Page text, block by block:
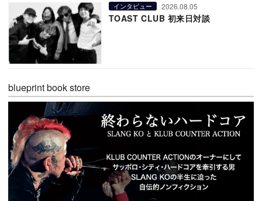
インタビュー 2026.08.05
TOAST CLUB 初来日対談
blueprint book store